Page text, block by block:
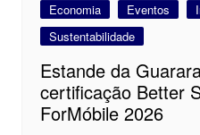
Economia Eventos
Sustentabilidade
Estande da
certificação Better
ForMóbile 2026